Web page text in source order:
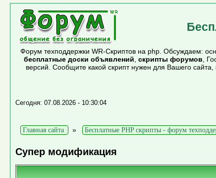
Форум техподдержки WR-Скриптов на php. Обсуждаем:
бесплатные доски объявлений скрипты форумов ,
версий. Сообщите какой скрипт нужен для Вашего
Сегодня: 07.08.2026 - 10:30:04
Главная сайта » Бесплатные PHP скрипты - форум
Супер модификация